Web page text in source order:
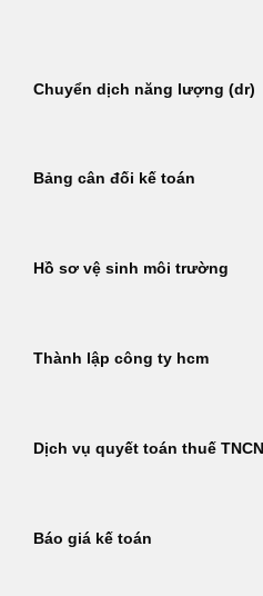
dungChuyển dịch năng lượng (dr)
Bảng cân đối kế toán
Hồ sơ vệ sinh môi trường
Thành lập công ty hcm
Dịch vụ quyết toán thuế TNCN
Báo giá kế toán